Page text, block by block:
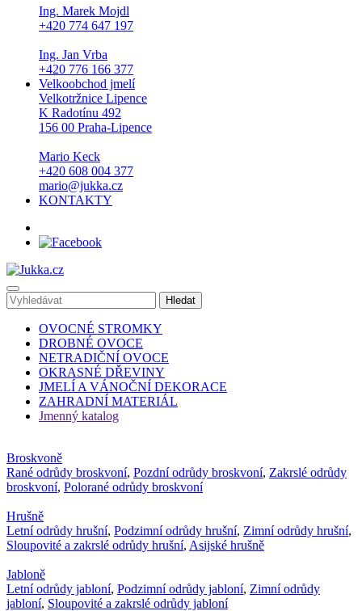
Ing. Marek Mojdl
+420 774 647 197
Ing. Jan Vrba
+420 776 166 377
Velkoobchod jmelí
Velkotržnice Lipence
K Radotínu 492
156 00 Praha-Lipence
Mario Keck
+420 608 004 377
mario@jukka.cz
KONTAKTY
OVOCNÉ STROMKY
DROBNÉ OVOCE
NETRADIČNÍ OVOCE
OKRASNÉ DŘEVINY
JMELÍ A VÁNOČNÍ DEKORACE
ZAHRADNÍ MATERIÁL
Jmenný katalog
Broskvoně
Rané odrůdy broskvoní, Pozdní odrůdy broskvoní, Zakrslé odrůdy
broskvoní, Polorané odrůdy broskvoní
Hrušně
Letní odrůdy hrušní, Podzimní odrůdy hrušní, Zimní odrůdy hrušní,
Sloupovité a zakrslé odrůdy hrušní, Asijské hrušně
Jabloně
Letní odrůdy jabloní, Podzimní odrůdy jabloní, Zimní odrůdy
jabloní, Sloupovité a zakrslé odrůdy jabloní